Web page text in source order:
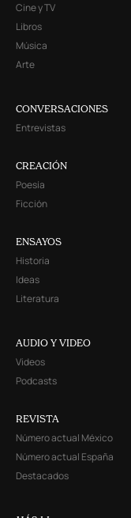
Cine y TV
Libros
Música
Arte
CONVERSACIONES
Entrevistas
CREACIÓN
Poesía
Ficción
ENSAYOS
Historia
Ideas
Literatura
AUDIO Y VIDEO
Videos
Podcasts
REVISTA
Número actual México
Número actual España
Destacados